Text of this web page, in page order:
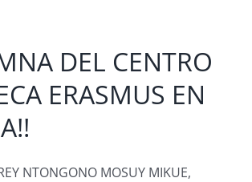
DEL CENTRO
ERASMUS EN
NTONGONO MOSUY MIKUE,